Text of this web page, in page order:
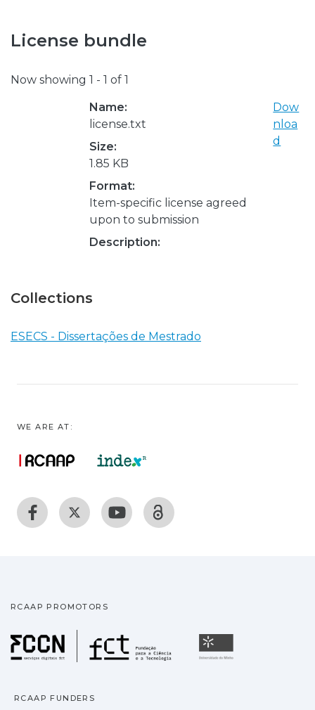
License bundle
Now showing 1 - 1 of 1
Name:
license.txt
Size:
1.85 KB
Format:
Item-specific license agreed
upon to submission
Description:
Dow
nloa
d
Collections
ESECS - Dissertações de Mestrado
WE ARE AT:
RCAAP PROMOTORS
Fundação para a
RCAAP FUNDERS